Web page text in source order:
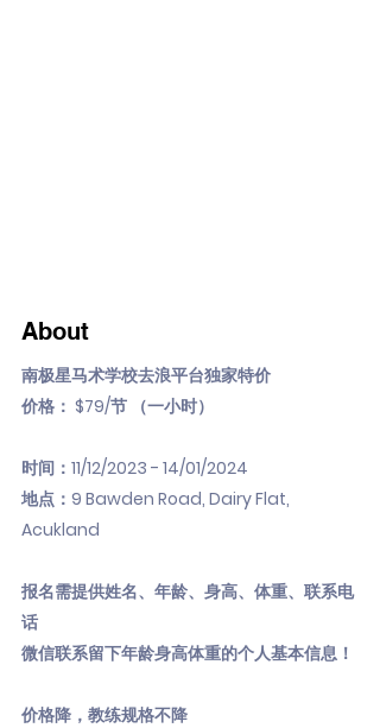
About
南极星马术学校去浪平台独家特价
价格： $79/节 （一小时）
时间：11/12/2023 - 14/01/2024
地点：9 Bawden Road, Dairy Flat,
Acukland
报名需提供姓名、年龄、身高、体重、联系电
话
微信联系留下年龄身高体重的个人基本信息！
价格降，教练规格不降